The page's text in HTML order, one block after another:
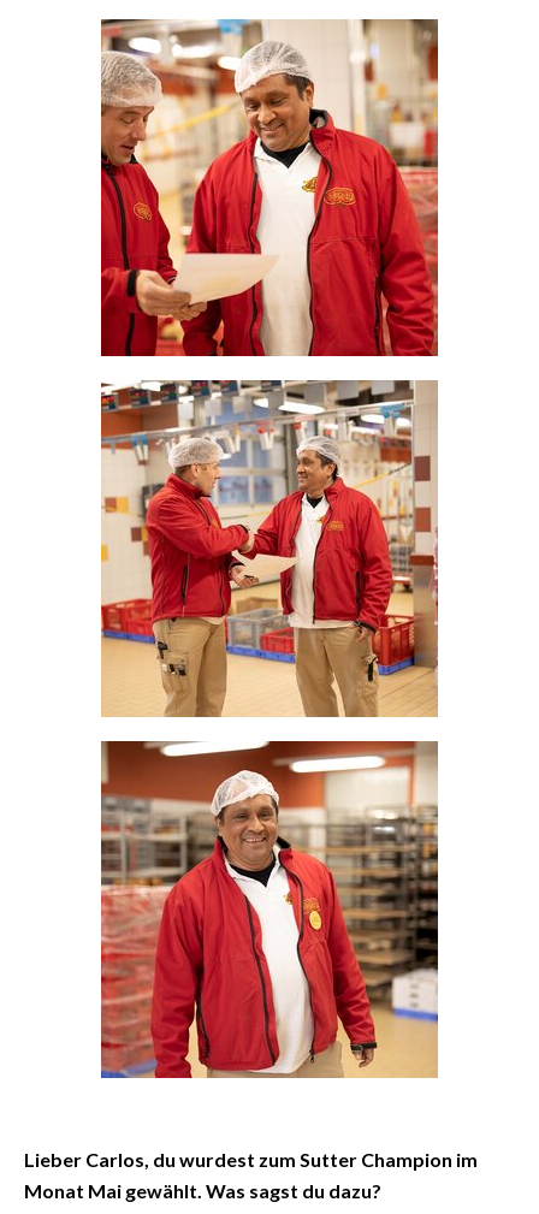
Lieber Carlos, du wurdest zum Sutter Champion im
Monat Mai gewählt. Was sagst du dazu?